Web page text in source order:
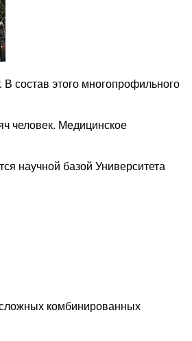
состав этого многопрофильного
человек. Медицинское
научной базой Университета
комбинированных